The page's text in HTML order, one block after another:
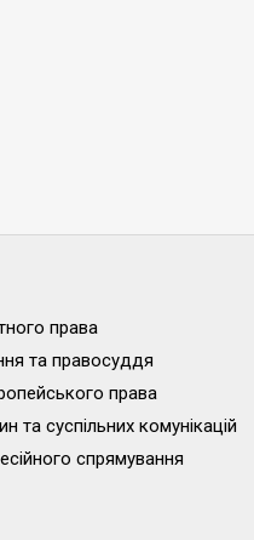
права
та правосуддя
права
та суспільних комунікацій
спрямування